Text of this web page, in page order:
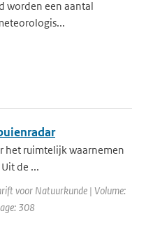
worden een aantal
het ruimtelijk waarnemen
de ...
voor Natuurkunde | Volume:
308